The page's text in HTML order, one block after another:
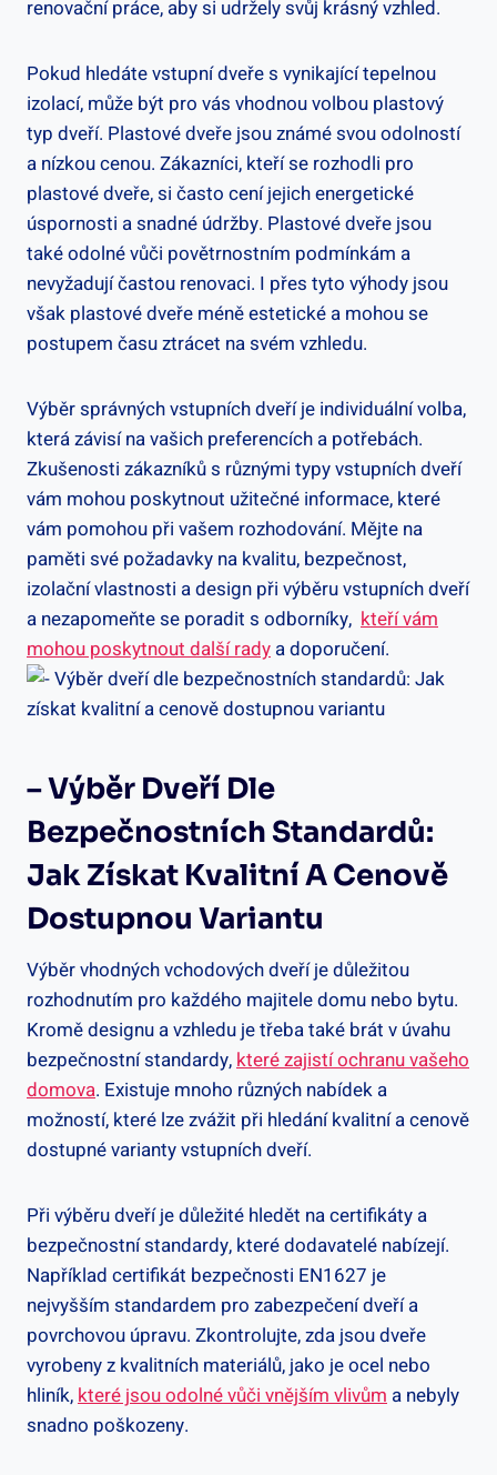
renovační práce,‌ aby si udržely svůj krásný ‍vzhled.
Pokud hledáte vstupní dveře s vynikající tepelnou
izolací, může být pro vás⁤ vhodnou volbou plastový⁢
typ dveří. Plastové ‍dveře⁣ jsou známé svou odolností
a nízkou cenou. Zákazníci, ‍kteří se​ rozhodli ‌pro
plastové dveře, si ⁢často​ cení jejich energetické
⁢úspornosti a​ snadné⁣ údržby. Plastové​ dveře jsou
také odolné ⁣vůči povětrnostním podmínkám a
nevyžadují častou renovaci. I přes tyto výhody ⁢jsou
však plastové dveře méně estetické a mohou‌ se
postupem času ztrácet na svém vzhledu.
Výběr správných vstupních dveří je individuální volba,
která závisí⁤ na‍ vašich preferencích a potřebách.⁣
Zkušenosti zákazníků s ‌různými typy⁣ vstupních dveří
vám mohou poskytnout užitečné informace, které
vám ​pomohou při⁤ vašem rozhodování. Mějte na
paměti své ‌požadavky ​na⁢ kvalitu, bezpečnost,
izolační vlastnosti a design‌ při výběru vstupních dveří
a nezapomeňte se⁢ poradit ‍s odborníky, ‌ kteří vám
mohou poskytnout další rady a doporučení.
– Výběr⁣ Dveří Dle‍
Bezpečnostních Standardů:⁢
Jak ⁤získat Kvalitní A Cenově
Dostupnou Variantu
Výběr ⁢vhodných vchodových dveří je důležitou
rozhodnutím pro každého majitele domu nebo bytu.
Kromě ⁢designu a vzhledu je třeba⁤ také brát ‌v úvahu
‌bezpečnostní standardy, které zajistí ⁤ochranu vašeho
domova. Existuje mnoho různých nabídek​ a
možností, které⁢ lze zvážit při hledání kvalitní ‌a cenově
dostupné varianty ​vstupních ⁢dveří.
Při výběru dveří je důležité hledět na⁢ certifikáty a
⁤bezpečnostní standardy, které dodavatelé nabízejí.
Například certifikát bezpečnosti ‌EN1627 je
nejvyšším standardem pro zabezpečení‌ dveří a
povrchovou úpravu. ​Zkontrolujte, zda jsou dveře⁤
vyrobeny ​z⁢ kvalitních materiálů, ‌jako je ocel nebo
hliník, které ‍jsou odolné vůči vnějším vlivům a nebyly
⁤snadno poškozeny.